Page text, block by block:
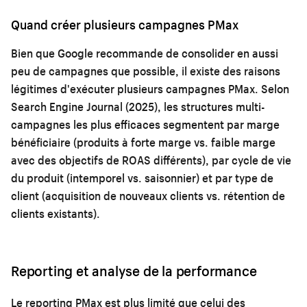
Quand créer plusieurs campagnes PMax
Bien que Google recommande de consolider en aussi
peu de campagnes que possible, il existe des raisons
légitimes d'exécuter plusieurs campagnes PMax. Selon
Search Engine Journal (2025), les structures multi-
campagnes les plus efficaces segmentent par marge
bénéficiaire (produits à forte marge vs. faible marge
avec des objectifs de ROAS différents), par cycle de vie
du produit (intemporel vs. saisonnier) et par type de
client (acquisition de nouveaux clients vs. rétention de
clients existants).
Reporting et analyse de la performance
Le reporting PMax est plus limité que celui des